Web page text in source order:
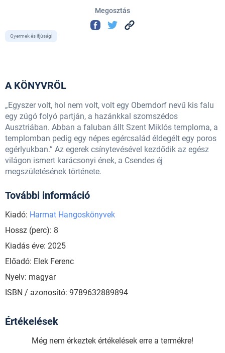
Megosztás
Gyermek és ifjúsági
A KÖNYVRŐL
„Egyszer volt, hol nem volt, volt egy Oberndorf nevű kis falu
egy zúgó folyó partján, a hazánkkal szomszédos
Ausztriában. Abban a faluban állt Szent Miklós temploma, a
templomban pedig egy népes egércsalád éldegélt egy poros
egérlyukban.” Az egerek csínytevésével kezdődik az egész
világon ismert karácsonyi ének, a Csendes éj
megszületésének története.
További információ
Kiadó: Harmat Hangoskönyvek
Hossz (perc): 8
Kiadás éve: 2025
Előadó: Elek Ferenc
Nyelv: magyar
ISBN / azonosító: 9789632889894
Értékelések
Még nem érkeztek értékelések erre a termékre!